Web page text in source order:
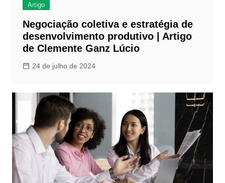
Artigo
Negociação coletiva e estratégia de
desenvolvimento produtivo | Artigo
de Clemente Ganz Lúcio
24 de julho de 2024